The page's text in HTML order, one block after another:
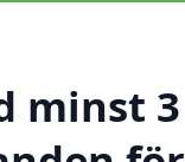
minst 3